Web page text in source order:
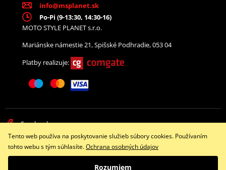
info@msplanet.sk
Po-Pi (9-13:30, 14:30-16)
MOTO STYLE PLANET s.r.o.
Mariánske námestie 21, Spišské Podhradie, 053 04
Platby realizuje:
Facebook
Copyright © 2026 www.namotorku.sk
Tento web používa na poskytovanie služieb súbory cookies. Používaním
tohto webu s tým súhlasíte.Ochrana osobných údajov
Rozumiem